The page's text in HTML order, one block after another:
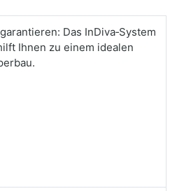
Das InDiva‑System
Ihnen zu einem idealen